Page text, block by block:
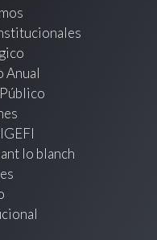
Anual
lo blanch